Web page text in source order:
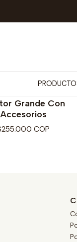
Grande Con
Accesorios
COP